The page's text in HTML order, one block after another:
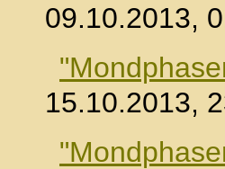
09.10.2013,
15.10.2013,